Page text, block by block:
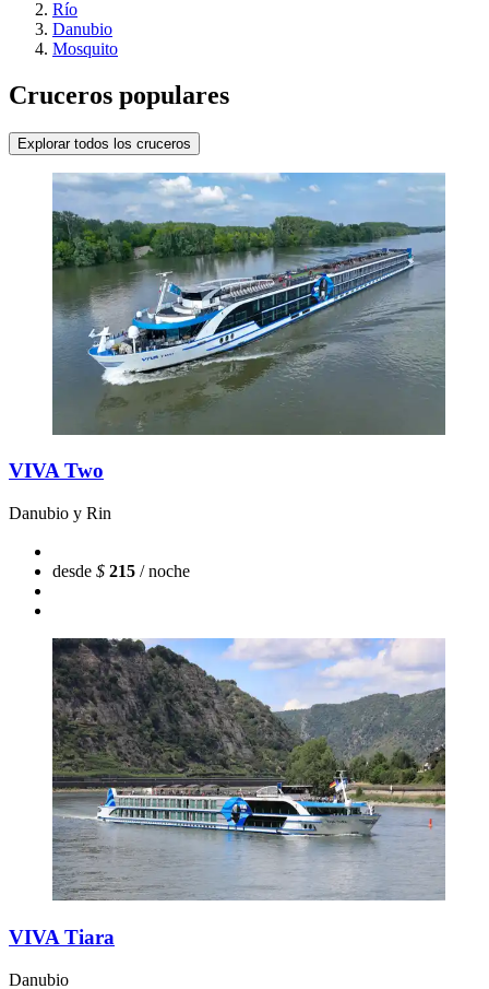
Río
Danubio
Mosquito
Cruceros populares
Explorar todos los cruceros
VIVA Two
Danubio y Rin
desde $ 215 / noche
VIVA Tiara
Danubio